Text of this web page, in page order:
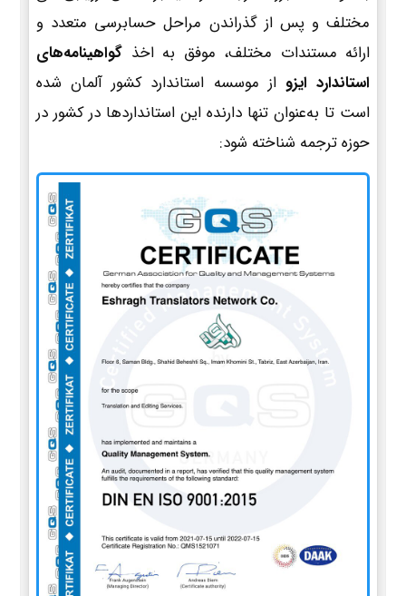
مختلف و پس از گذراندن مراحل حسابرسی متعدد و
ارائه مستندات مختلف، موفق به اخذ گواهینامه‌های
استاندارد ایزو از موسسه استاندارد کشور آلمان شده
است تا به‌عنوان تنها دارنده این استانداردها در کشور در
حوزه ترجمه شناخته شود: